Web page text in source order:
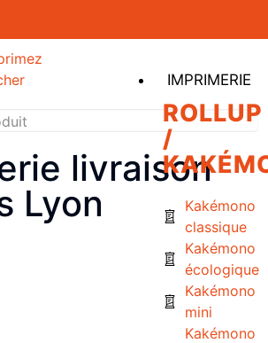
IMPRIMERIE
ROLLUP
/
Kakémono
classique
Kakémono
écologique
Kakémono
mini
Kakémono
livraison
Lyon